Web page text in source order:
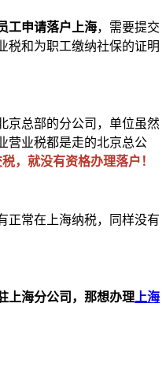
工申请落户上海，需要提交
税和为职工缴纳社保的证明
京总部的分公司，单位虽然
营业税都是走的北京总公
，就没有资格办理落户！
正常在上海纳税，同样没有
上海分公司，那想办理 上海